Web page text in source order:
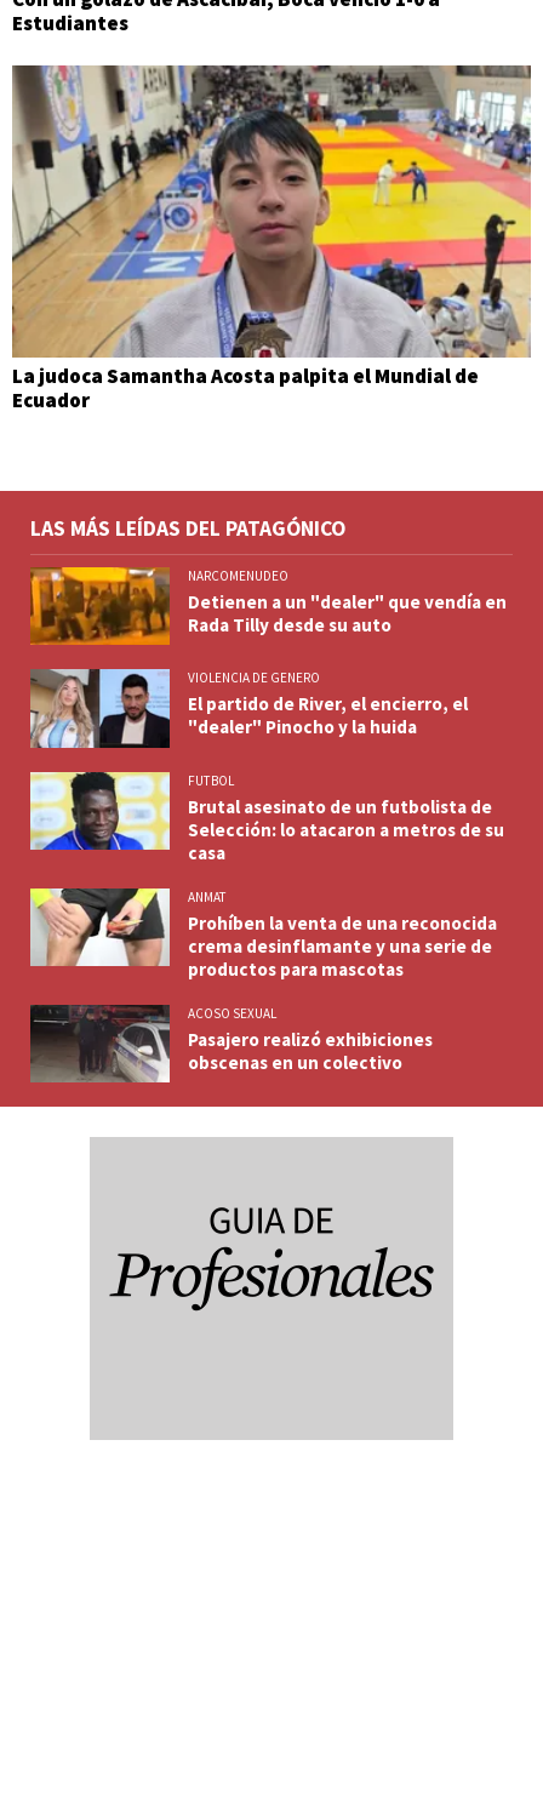
Estudiantes
La judoca Samantha Acosta palpita el Mundial de
Ecuador
LAS MÁS LEÍDAS DEL PATAGÓNICO
NARCOMENUDEO
Detienen a un "dealer" que vendía en
Rada Tilly desde su auto
VIOLENCIA DE GENERO
El partido de River, el encierro, el
"dealer" Pinocho y la huida
FUTBOL
Brutal asesinato de un futbolista de
Selección: lo atacaron a metros de su
casa
ANMAT
Prohíben la venta de una reconocida
crema desinflamante y una serie de
productos para mascotas
ACOSO SEXUAL
Pasajero realizó exhibiciones
obscenas en un colectivo